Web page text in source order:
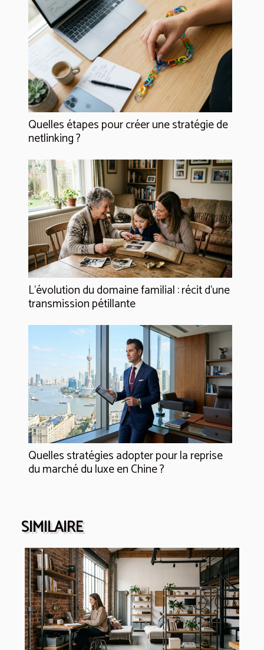
Quelles étapes pour créer une stratégie de
netlinking ?
L’évolution du domaine familial : récit d’une
transmission pétillante
Quelles stratégies adopter pour la reprise
du marché du luxe en Chine ?
SIMILAIRE